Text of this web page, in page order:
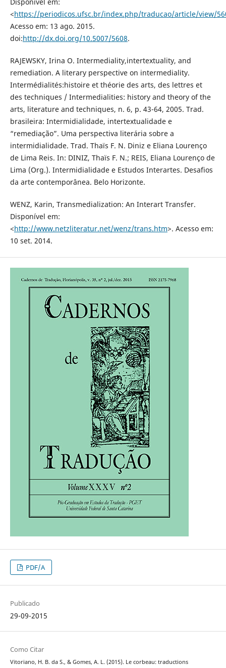
<https://periodicos.ufsc.br/index.php/traducao/article/view/
Acesso em: 13 ago. 2015.
doi:http://dx.doi.org/10.5007/5608.
RAJEWSKY, Irina O. Intermediality,intertextuality, and
remediation. A literary perspective on intermediality.
Intermédialités:histoire et théorie des arts, des lettres et
des techniques / Intermedialities: history and theory of the
arts, literature and techniques, n. 6, p. 43-64, 2005. Trad.
brasileira: Intermidialidade, intertextualidade e
“remediação”. Uma perspectiva literária sobre a
intermidialidade. Trad. Thaïs F. N. Diniz e Eliana Lourenço
de Lima Reis. In: DINIZ, Thaïs F. N.; REIS, Eliana Lourenço de
Lima (Org.). Intermidialidade e Estudos Interartes. Desafios
da arte contemporânea. Belo Horizonte.
WENZ, Karin, Transmedialization: An Interart Transfer.
Disponível em:
<http://www.netzliteratur.net/wenz/trans.htm>. Acesso em:
10 set. 2014.
PDF/A
Publicado
29-09-2015
Como Citar
Vitoriano, H. B. da S., & Gomes, A. L. (2015). Le corbeau: traductions